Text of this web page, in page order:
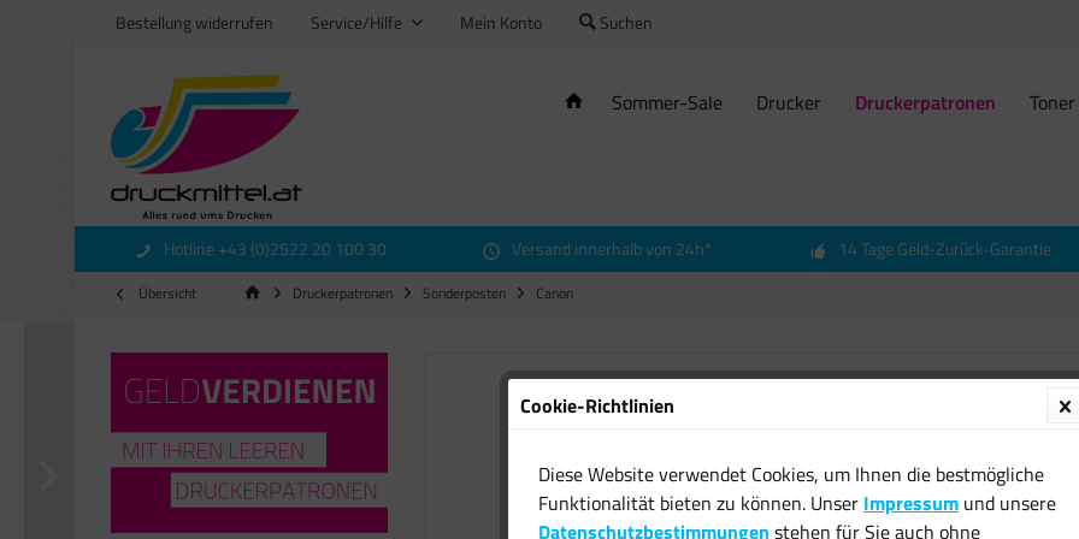
Bestellung widerrufen Service/Hilfe Mein Konto Suchen
Sommer-Sale Drucker Druckerpatronen Toner
Hotline +43 (0)2522 20 100 30 Versand innerhalb von 24h* 14 Tage Geld-Zurück-Garantie
Übersicht Druckerpatronen Sonderposten Canon
3x
Cookie-Richtlinien
Diese Website verwendet Cookies, um Ihnen die bestmögliche
Funktionalität bieten zu können. Unser Impressum und unsere
Datenschutzbestimmungen stehen für Sie auch ohne